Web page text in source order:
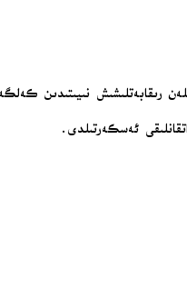
رىقابەتلىشىش نىيىتىدىن
ئەسكەرتىلدى.